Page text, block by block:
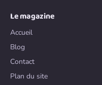
Le magazine
Accueil
Blog
Contact
Plan du site